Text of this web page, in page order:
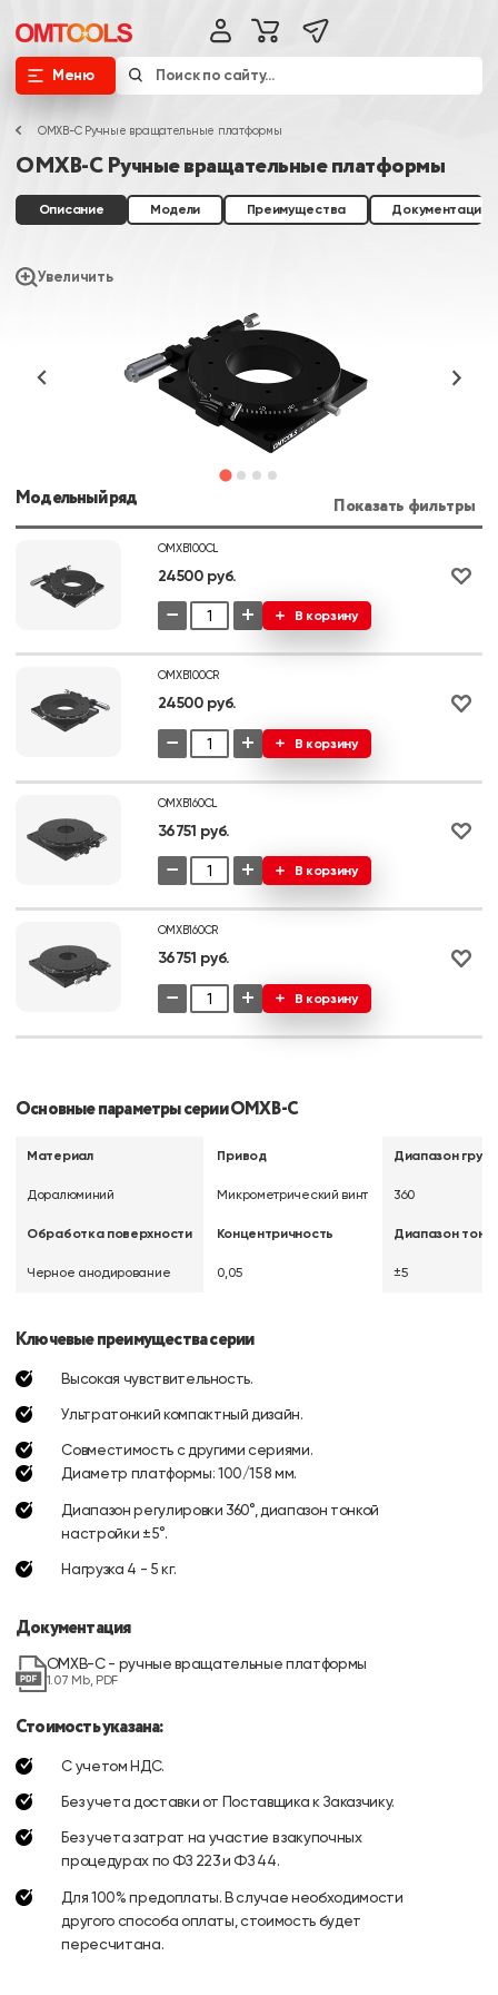
Меню
OMXB-C Ручные вращательные платформы
OMXB-C Ручные вращательные платформы
Описание Модели Преимущества Документация
Увеличить
Модельный ряд Показать фильтры
OMXB100CL
24500 руб.
− + В корзину
OMXB100CR
24500 руб.
− + В корзину
OMXB160CL
36751 руб.
− + В корзину
OMXB160CR
36751 руб.
− + В корзину
Основные параметры серии OMXB-C
Материал
Доралюминий
Обработка поверхности
Черное анодирование
Привод
Микрометрический винт
Концентричность
0,05
Диапазон
360
Диапазон
±5
Ключевые преимущества серии
Высокая чувствительность.
Ультратонкий компактный дизайн.
Совместимость с другими сериями.
Диаметр платформы: 100/158 мм.
Диапазон регулировки 360°, диапазон тонкой
настройки ±5°.
Нагрузка 4 - 5 кг.
Документация
OMXB-С - ручные вращательные платформы
1.07 Mb, PDF
Стоимость указана:
С учетом НДС.
Без учета доставки от Поставщика к Заказчику.
Без учета затрат на участие в закупочных
процедурах по ФЗ 223 и ФЗ 44.
Для 100% предоплаты. В случае необходимости
другого способа оплаты, стоимость будет
пересчитана.